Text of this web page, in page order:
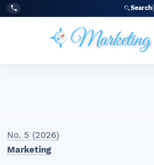
Skip to main navigation menu
Skip to main content
Skip to site footer
Tel:
+998977838464 Search
No. 5 (2026)
Marketing